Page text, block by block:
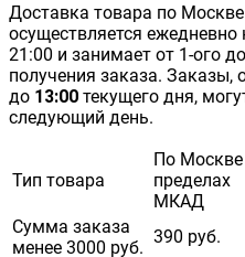
Доставка товара по
осуществляется
21:00 и занимает от 1-ого
получения заказа.
до 13:00 текущего дня,
следующий день.
Тип товара
По
пределах
МКАД
Сумма заказа
менее 3000 руб.
390 руб.